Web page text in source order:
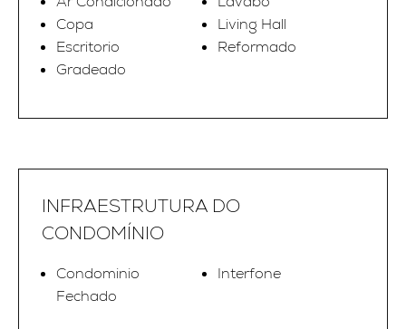
Copa
Escritorio
Gradeado
Living Hall
Reformado
INFRAESTRUTURA DO
CONDOMÍNIO
Condominio
Fechado
Interfone